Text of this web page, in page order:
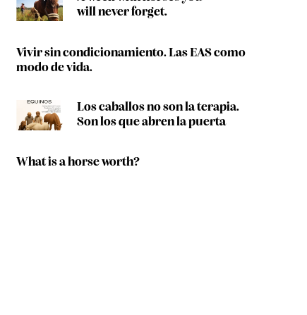
will never forget.
Vivir sin condicionamiento. Las EAS como
modo de vida.
Los caballos no son la terapia.
Son los que abren la puerta
What is a horse worth?